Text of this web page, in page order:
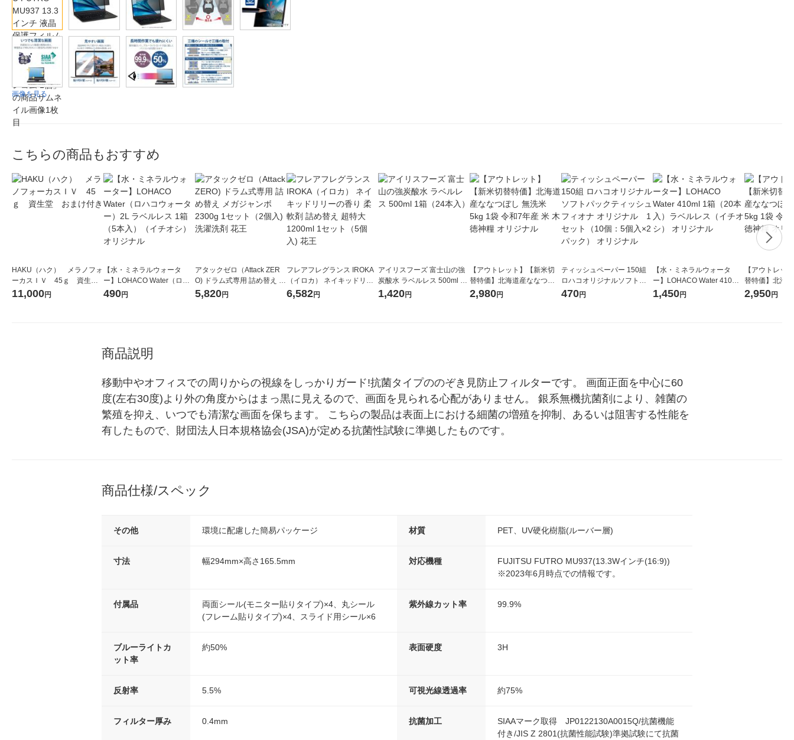
画像を見る
こちらの商品もおすすめ
HAKU（ハク） メラノフォ
ーカスＩＶ 45ｇ 資生
堂 おまけ付き
11,000円
【水・ミネラルウォータ
ー】LOHACO Water（ロハ
コウォーター）2L ラベルレ
490円
アタックゼロ（Attack ZER
O) ドラム式専用 詰め替え メ
ガジャンボ 2300g 1セット
（2個入) 洗濯洗剤 花王
5,820円
フレアフレグランス IROKA
（イロカ） ネイキッドリリ
ーの香り 柔軟剤 詰め替え 超
特大 1200ml 1セット（5個
6,582円
アイリスフーズ 富士山の強
炭酸水 ラベルレス 500ml 1
箱（24本入）
1,420円
【アウトレット】【新米切
替特価】北海道産ななつぼ
し 無洗米 5kg 1袋 令和7年産
米 木徳神糧 オリジナル
2,980円
ティッシュペーパー 150組
ロハコオリジナルソフトパ
ックティッシュ フィオナ オ
470円
【水・ミネラルウォータ
ー】LOHACO Water 410ml
1箱（20本入）ラベルレス
（イチオシ） オリジナル
1,450円
【アウトレッ
替特価】北海
し 精白米 5kg
米 木徳神糧 オ
2,950円
商品説明
移動中やオフィスでの周りからの視線をしっかりガード!抗菌タイプののぞき見防止フィルターです。 画面正面を中心に60
度(左右30度)より外の角度からはまっ黒に見えるので、画面を見られる心配がありません。 銀系無機抗菌剤により、雑菌の
繁殖を抑え、いつでも清潔な画面を保ちます。 こちらの製品は表面上における細菌の増殖を抑制、あるいは阻害する性能を
有したもので、財団法人日本規格協会(JSA)が定める抗菌性試験に準拠したものです。
商品仕様/スペック
その他 環境に配慮した簡易パッケージ 材質 PET、UV硬化樹脂(ルーバー層)
寸法 幅294mm×高さ165.5mm 対応機種
FUJITSU FUTRO MU937(13.3Wインチ(16:9))
※2023年6月時点での情報です。
付属品
両面シール(モニター貼りタイプ)×4、丸シール
(フレーム貼りタイプ)×4、スライド用シール×6
紫外線カット率 99.9%
ブルーライトカ
ット率
約50% 表面硬度 3H
反射率 5.5% 可視光線透過率 約75%
フィルター厚み 0.4mm 抗菌加工
SIAAマーク取得 JP0122130A0015Q/抗菌機能
付き/JIS Z 2801(抗菌性能試験)準拠試験にて抗菌